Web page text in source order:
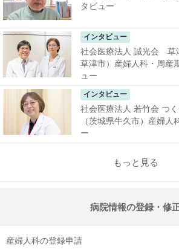
タビュー
インタビュー
社会医療法人 誠光会 草
草津市）産婦人科・周産
ュー
インタビュー
社会医療法人 若竹会 つ
（茨城県牛久市）産婦人
ー
もっと見る
病院情報の登録・修
産婦人科の登録申請